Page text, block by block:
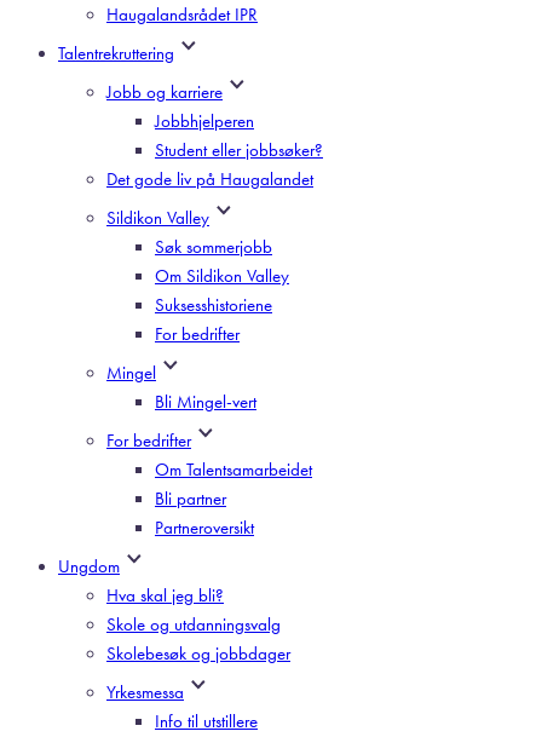
Haugalandsrådet IPR
Talentrekruttering
Jobb og karriere
Jobbhjelperen
Student eller jobbsøker?
Det gode liv på Haugalandet
Sildikon Valley
Søk sommerjobb
Om Sildikon Valley
Suksesshistoriene
For bedrifter
Mingel
Bli Mingel-vert
For bedrifter
Om Talentsamarbeidet
Bli partner
Partneroversikt
Ungdom
Hva skal jeg bli?
Skole og utdanningsvalg
Skolebesøk og jobbdager
Yrkesmessa
Info til utstillere